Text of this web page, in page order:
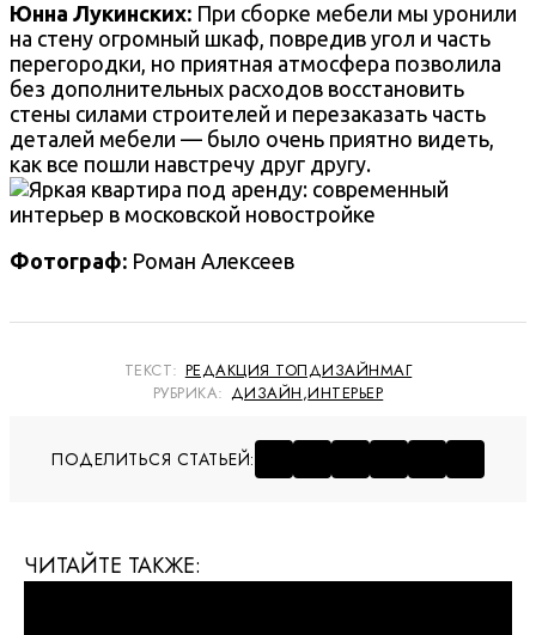
Юнна Лукинских: При сборке мебели мы уронили
на стену огромный шкаф, повредив угол и часть
перегородки, но приятная атмосфера позволила
без дополнительных расходов восстановить
стены силами строителей и перезаказать часть
деталей мебели — было очень приятно видеть,
как все пошли навстречу друг другу.
Фотограф: Роман Алексеев
ТЕКСТ: РЕДАКЦИЯ ТОПДИЗАЙНМАГ
РУБРИКА: ДИЗАЙН,ИНТЕРЬЕР
ПОДЕЛИТЬСЯ СТАТЬЕЙ:
ЧИТАЙТЕ ТАКЖЕ: